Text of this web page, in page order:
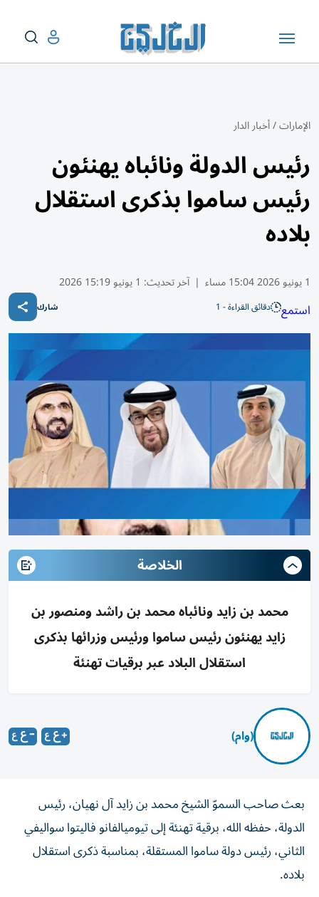
الإمارات/أخبار الدار
رئيس الدولة ونائباه يهنئون
رئيس ساموا بذكرى استقلال
بلاده
1 يونيو 2026 15:04 مساء | آخر تحديث: 1 يونيو 15:19 2026
استمع دقائق القراءة - 1 شارك
الخلاصة
محمد بن زايد ونائباه محمد بن راشد ومنصور بن
زايد يهنئون رئيس ساموا ورئيس وزرائها بذكرى
استقلال البلاد عبر برقيات تهنئة
(وام)
بعث صاحب السموّ الشيخ محمد بن زايد آل نهيان، رئيس
الدولة، حفظه الله، برقية تهنئة إلى تيوميالفانو فاليتوا سواليفي
الثاني، رئيس دولة ساموا المستقلة، بمناسبة ذكرى استقلال
بلاده.